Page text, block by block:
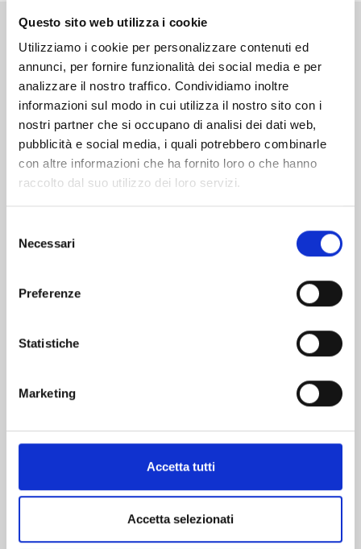
Questo sito web utilizza i cookie
Utilizziamo i cookie per personalizzare contenuti ed
annunci, per fornire funzionalità dei social media e per
analizzare il nostro traffico. Condividiamo inoltre
informazioni sul modo in cui utilizza il nostro sito con i
nostri partner che si occupano di analisi dei dati web,
pubblicità e social media, i quali potrebbero combinarle
con altre informazioni che ha fornito loro o che hanno
raccolto dal suo utilizzo dei loro servizi.
delNecessari
Preferenze
Statistiche
Marketing
Accetta tutti
Accetta selezionati
Altri volumi della serie
Mostra tutto